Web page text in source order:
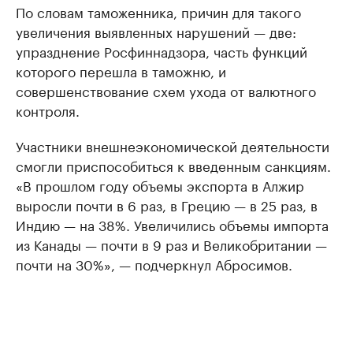
По словам таможенника, причин для такого
увеличения выявленных нарушений — две:
упразднение Росфиннадзора, часть функций
которого перешла в таможню, и
совершенствование схем ухода от валютного
контроля.
Участники внешнеэкономической деятельности
смогли приспособиться к введенным санкциям.
«В прошлом году объемы экспорта в Алжир
выросли почти в 6 раз, в Грецию — в 25 раз, в
Индию — на 38%. Увеличились объемы импорта
из Канады — почти в 9 раз и Великобритании —
почти на 30%», — подчеркнул Абросимов.